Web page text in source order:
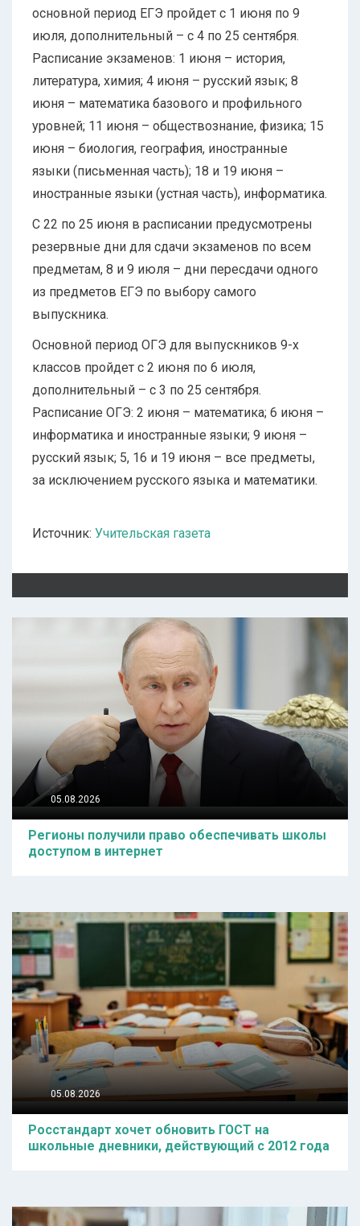
основной период ЕГЭ пройдет с 1 июня по 9
июля, дополнительный – с 4 по 25 сентября.
Расписание экзаменов: 1 июня – история,
литература, химия; 4 июня – русский язык; 8
июня – математика базового и профильного
уровней; 11 июня – обществознание, физика; 15
июня – биология, география, иностранные
языки (письменная часть); 18 и 19 июня –
иностранные языки (устная часть), информатика.
С 22 по 25 июня в расписании предусмотрены
резервные дни для сдачи экзаменов по всем
предметам, 8 и 9 июля – дни пересдачи одного
из предметов ЕГЭ по выбору самого
выпускника.
Основной период ОГЭ для выпускников 9-х
классов пройдет с 2 июня по 6 июля,
дополнительный – с 3 по 25 сентября.
Расписание ОГЭ: 2 июня – математика; 6 июня –
информатика и иностранные языки; 9 июня –
русский язык; 5, 16 и 19 июня – все предметы,
за исключением русского языка и математики.
Источник: Учительская газета
05.08.2026
Регионы получили право обеспечивать школы
доступом в интернет
05.08.2026
Росстандарт хочет обновить ГОСТ на
школьные дневники, действующий с 2012 года